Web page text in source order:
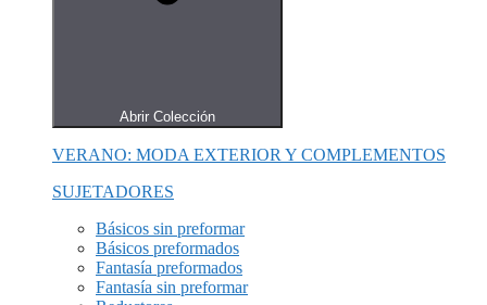
Abrir Colección
VERANO: MODA EXTERIOR Y COMPLEMENTOS
SUJETADORES
Básicos sin preformar
Básicos preformados
Fantasía preformados
Fantasía sin preformar